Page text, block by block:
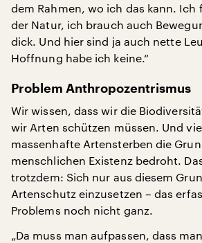
dem Rahmen, wo ich das kann. Ich
der Natur, ich brauch auch
dick. Und hier sind ja auch nette
Hoffnung habe ich keine.“
Problem Anthropozentrismus
Wir wissen, dass wir die
wir Arten schützen müssen. Und
massenhafte Artensterben die
menschlichen Existenz bedroht.
trotzdem: Sich nur aus diesem
Artenschutz einzusetzen – das
Problems noch nicht ganz.
„Da muss man aufpassen, dass